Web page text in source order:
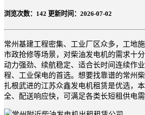
浏览次数： 142 更新时间：2026-07-02
常州基建工程密集、工业厂区众多，工地
市政抢修等场景，对柴油发电机的需求十
动力强劲、续航稳定、适合长时间连续作
程、工业保电的首选。想要找靠谱的常州
扎根武进的江苏众鑫发电机租赁是优选，
全、配送响应快，可满足各类长短租供电需